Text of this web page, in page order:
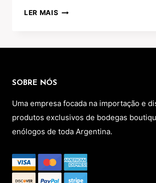
LER MAIS BETANO:
SOBRE NÓS
Uma empresa focada na importação e
produtos exclusivos de bodegas
enólogos de toda Argentina.